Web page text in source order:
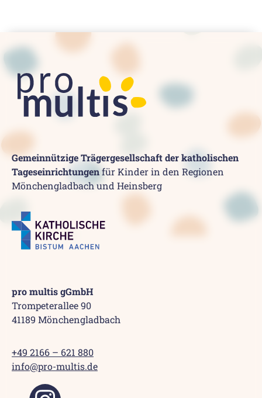
Gemeinnützige Trägergesellschaft der katholischen
Tageseinrichtungenfür Kinder in den Regionen
Mönchengladbach und Heinsberg
pro multis gGmbH
Trompeterallee 90
41189 Mönchengladbach
+49 2166 – 621 880
info@pro-multis.de